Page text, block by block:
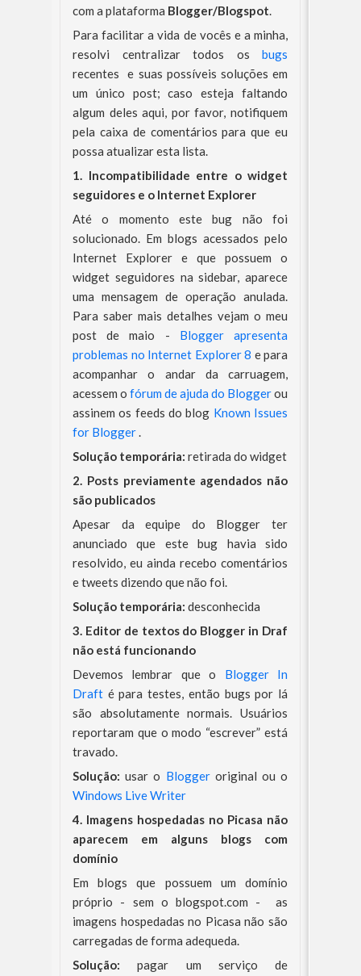
com a plataforma Blogger/Blogspot.
Para facilitar a vida de vocês e a minha,
resolvi centralizar todos os bugs
recentes e suas possíveis soluções em
um único post; caso esteja faltando
algum deles aqui, por favor, notifiquem
pela caixa de comentários para que eu
possa atualizar esta lista.
1. Incompatibilidade entre o widget
seguidores e o Internet Explorer
Até o momento este bug não foi
solucionado. Em blogs acessados pelo
Internet Explorer e que possuem o
widget seguidores na sidebar, aparece
uma mensagem de operação anulada.
Para saber mais detalhes vejam o meu
post de maio - Blogger apresenta
problemas no Internet Explorer 8 e para
acompanhar o andar da carruagem,
acessem o fórum de ajuda do Bloggerou
assinem os feeds do blog Known Issues
for Blogger.
Solução temporária: retirada do widget
2. Posts previamente agendados não
são publicados
Apesar da equipe do Blogger ter
anunciado que este bug havia sido
resolvido, eu ainda recebo comentários
e tweets dizendo que não foi.
Solução temporária: desconhecida
3. Editor de textos do Blogger in Draf
não está funcionando
Devemos lembrar que o Blogger In
Draft é para testes, então bugs por lá
são absolutamente normais. Usuários
reportaram que o modo “escrever” está
travado.
Solução: usar o Bloggeroriginal ou o
Windows Live Writer
4. Imagens hospedadas no Picasa não
aparecem em alguns blogs com
domínio
Em blogs que possuem um domínio
próprio - sem o blogspot.com - as
imagens hospedadas no Picasa não são
carregadas de forma adequeda.
Solução: pagar um serviço de